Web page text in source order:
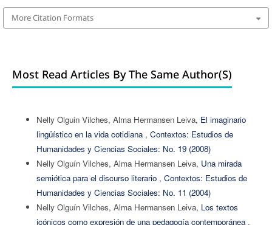
More Citation Formats
Most Read Articles By The Same Author(s)
Nelly Olguin Vilches, Alma Hermansen Leiva, El imaginario
lingüístico en la vida cotidiana , Contextos: Estudios de
Humanidades y Ciencias Sociales: No. 19 (2008)
Nelly Olguín Vilches, Alma Hermansen Leiva, Una mirada
semiótica para el discurso literario , Contextos: Estudios de
Humanidades y Ciencias Sociales: No. 11 (2004)
Nelly Olguín Vilches, Alma Hermansen Leiva, Los textos
icónicos como expresión de una pedagogía contemporánea ,